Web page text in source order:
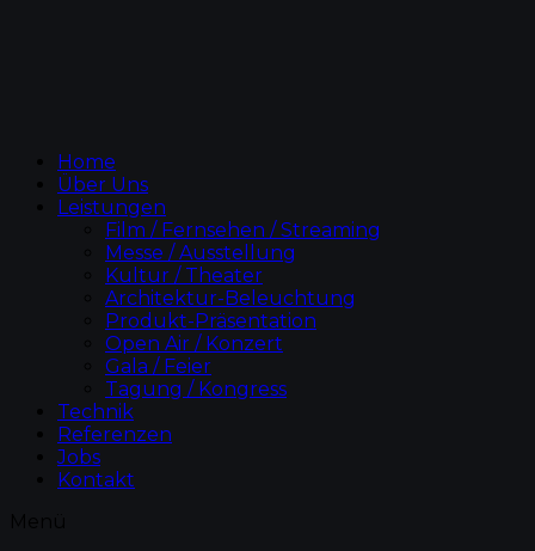
Home
Über Uns
Leistungen
Film / Fernsehen / Streaming
Messe / Ausstellung
Kultur / Theater
Architektur-Beleuchtung
Produkt-Präsentation
Open Air / Konzert
Gala / Feier
Tagung / Kongress
Technik
Referenzen
Jobs
Kontakt